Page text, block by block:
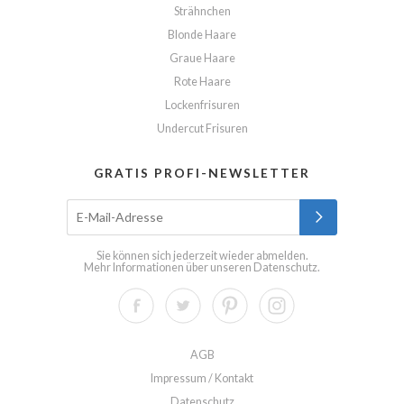
Strähnchen
Blonde Haare
Graue Haare
Rote Haare
Lockenfrisuren
Undercut Frisuren
GRATIS PROFI-NEWSLETTER
Sie können sich jederzeit wieder abmelden.
Mehr Informationen über unseren Datenschutz.
AGB
Impressum / Kontakt